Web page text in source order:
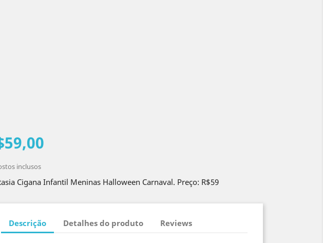
inclusos
Cigana Infantil Meninas Halloween Carnaval. Preço: R$59
Descrição Detalhes do produto Reviews